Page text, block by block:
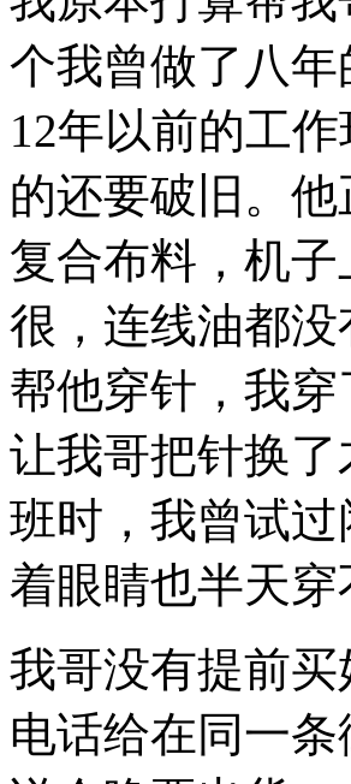
个我曾做了八
12年以前的工
的还要破旧。
复合布料，机
很，连线油都
帮他穿针，我
让我哥把针换
班时，我曾试
着眼睛也半天穿
我哥没有提前
电话给在同一